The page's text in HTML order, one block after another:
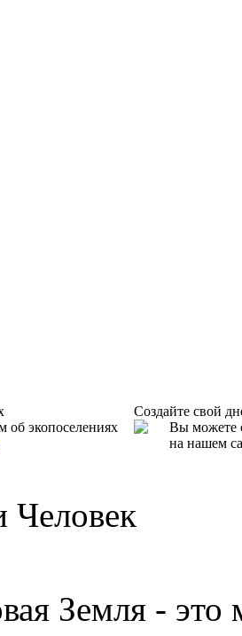
об экопоселениях
Создайте свой
Вы можете
на нашем
Человек
Земля - это